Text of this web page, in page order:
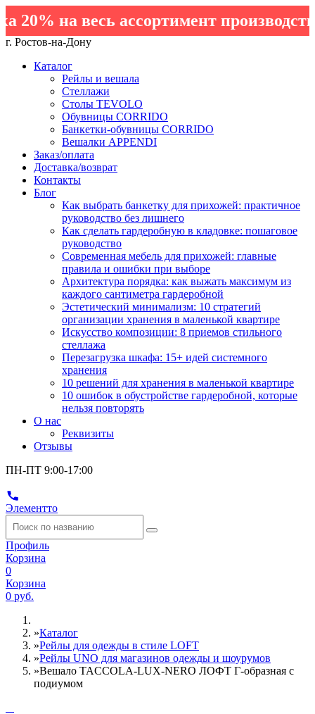
на весь ассортимент
г. Ростов-на-Дону
Каталог
Рейлы и вешала
Стеллажи
Столы TEVOLO
Обувницы CORRIDO
Банкетки-обувницы CORRIDO
Вешалки APPENDI
Заказ/оплата
Доставка/возврат
Контакты
Блог
Как выбрать банкетку для прихожей: практичное
руководство без лишнего
Как сделать гардеробную в кладовке: пошаговое
руководство
Современная мебель для прихожей: главные
правила и ошибки при выборе
Архитектура порядка: как выжать максимум из
каждого сантиметра гардеробной
Эстетический минимализм: 10 стратегий
организации хранения в маленькой квартире
Искусство композиции: 8 приемов стильного
стеллажа
Перезагрузка шкафа: 15+ идей системного
хранения
10 решений для хранения в маленькой квартире
10 ошибок в обустройстве гардеробной, которые
нельзя повторять
О нас
Реквизиты
Отзывы
ПН-ПТ 9:00-17:00
Элементто
Профиль
Корзина
0
Корзина
0 руб.
»Каталог
»Рейлы для одежды в стиле LOFT
»Рейлы UNO для магазинов одежды и шоурумов
»Вешало TACCOLA-LUX-NERO ЛОФТ Г-образная с
подиумом